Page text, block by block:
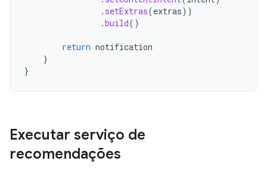
. setExtras(extras))
.build()
return notification
}
}
Executar serviço de
recomendações